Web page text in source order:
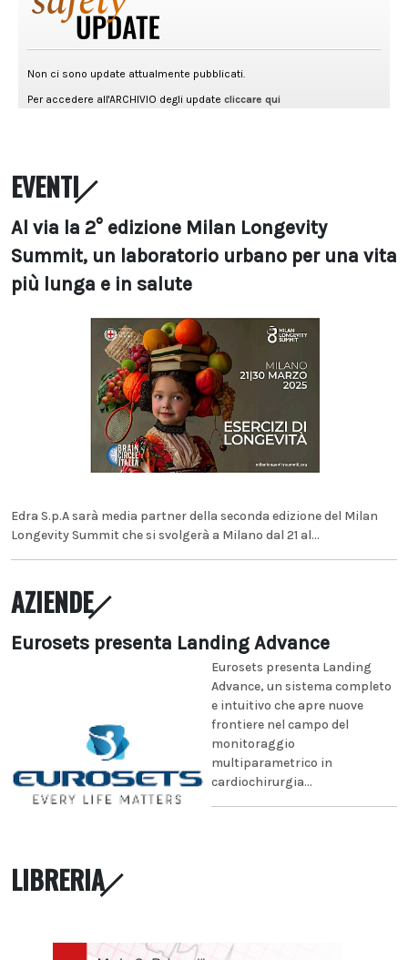
EVENTI
Al via la 2° edizione Milan Longevity
Summit, un laboratorio urbano per una vita
più lunga e in salute
Edra S.p.A sarà media partner della seconda edizione del Milan
Longevity Summit che si svolgerà a Milano dal 21 al...
AZIENDE
Eurosets presenta Landing Advance
Eurosets presenta Landing
Advance, un sistema completo
e intuitivo che apre nuove
frontiere nel campo del
monitoraggio
multiparametrico in
cardiochirurgia...
LIBRERIA